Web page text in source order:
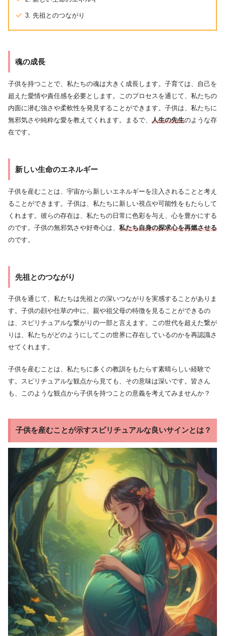
3. 先祖とのつながり
魂の成長
子供を持つことで、私たちの魂は大きく成長します。子育ては、自己を
超えた愛情や責任感を必要とします。このプロセスを通じて、私たちの
内面に潜む強さや柔軟性を発見することができます。子供は、私たちに
無邪気さや純粋な愛を教えてくれます。まるで、 人生の先生のような存
在です。
新しい生命のエネルギー
子供を産むことは、宇宙から新しいエネルギーを注入されることと考え
ることができます。子供は、私たちに新しい視点や可能性をもたらして
くれます。彼らの存在は、私たちの日常に色彩を与え、心を豊かにする
のです。子供の無邪気さや好奇心は、 私たち自身の探求心を再燃させる
のです。
先祖とのつながり
子供を通じて、私たちは先祖との深いつながりを実感することがありま
す。子供の顔や仕草の中に、親や祖父母の特徴を見ることができるの
は、スピリチュアルな繋がりの一部と言えます。この世代を超えた繋が
りは、私たちがどのようにしてこの世界に存在しているのかを再認識さ
せてくれます。
子供を産むことは、私たちに多くの教訓をもたらす素晴らしい経験で
す。スピリチュアルな観点から見ても、その意味は深いです。皆さん
も、このような観点から子供を持つことの意義を考えてみませんか？
子供を産むことが示すスピリチュアルな良いサインとは？